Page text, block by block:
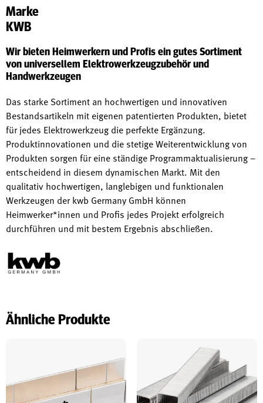
Marke
KWB
Wir bieten Heimwerkern und Profis ein gutes Sortiment
von universellem Elektrowerkzeugzubehör und
Handwerkzeugen
Das starke Sortiment an hochwertigen und innovativen
Bestandsartikeln mit eigenen patentierten Produkten, bietet
für jedes Elektrowerkzeug die perfekte Ergänzung.
Produktinnovationen und die stetige Weiterentwicklung von
Produkten sorgen für eine ständige Programmaktualisierung –
entscheidend in diesem dynamischen Markt. Mit den
qualitativ hochwertigen, langlebigen und funktionalen
Werkzeugen der kwb Germany GmbH können
Heimwerker*innen und Profis jedes Projekt erfolgreich
durchführen und mit bestem Ergebnis abschließen.
Ähnliche Produkte